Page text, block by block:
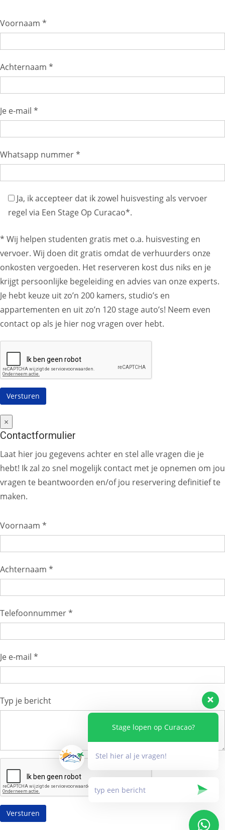
Voornaam *
Achternaam *
Je e-mail *
Whatsapp nummer *
Ja, ik accepteer dat ik zowel huisvesting als vervoer
regel via Een Stage Op Curacao*.
* Wij helpen studenten gratis met o.a. huisvesting en
vervoer. Wij doen dit gratis omdat de verhuurders onze
onkosten vergoeden. Het reserveren kost dus niks en je
krijgt persoonlijke begeleiding en advies van onze experts.
Je hebt keuze uit zo’n 200 kamers, studio’s en
appartementen en uit zo’n 120 stage auto’s! Neem even
contact op als je hier nog vragen over hebt.
×
Contactformulier
Laat hier jou gegevens achter en stel alle vragen die je
hebt! Ik zal zo snel mogelijk contact met je opnemen om jou
vragen te beantwoorden en/of jou reservering definitief te
maken.
Voornaam *
Achternaam *
Telefoonnummer *
Je e-mail *
Typ je bericht
Stage lopen op Curacao?
Stel hier al je vragen!